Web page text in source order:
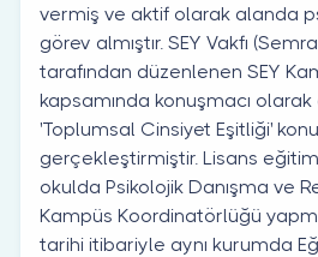
vermiş ve aktif olarak alanda
görev almıştır. SEY Vakfı
tarafından düzenlenen SEY
kapsamında konuşmacı
'Toplumsal Cinsiyet Eşitliği'
gerçekleştirmiştir. Lisans
okulda Psikolojik Danışma ve
Kampüs Koordinatörlüğü
tarihi itibariyle aynı kurumda